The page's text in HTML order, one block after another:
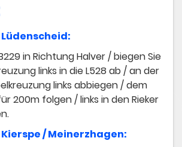
in Richtung Halver / biegen Sie
links in die L528 ab / an der
links abbiegen / dem
200m folgen / links in den Rieker
/ Meinerzhagen: